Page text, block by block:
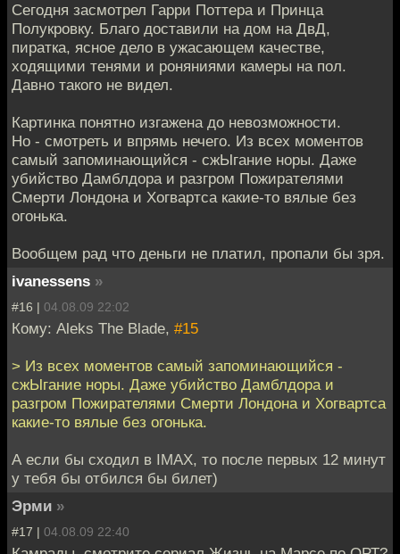
Сегодня засмотрел Гарри Поттера и Принца
Полукровку. Благо доставили на дом на ДвД,
пиратка, ясное дело в ужасающем качестве,
ходящими тенями и роняниями камеры на пол.
Давно такого не видел.
Картинка понятно изгажена до невозможности.
Но - смотреть и впрямь нечего. Из всех моментов
самый запоминающийся - сжЫгание норы. Даже
убийство Дамблдора и разгром Пожирателями
Смерти Лондона и Хогвартса какие-то вялые без
огонька.
Вообщем рад что деньги не платил, пропали бы зря.
ivanessens »
#16 | 04.08.09 22:02
Кому: Aleks The Blade, #15
> Из всех моментов самый запоминающийся -
сжЫгание норы. Даже убийство Дамблдора и
разгром Пожирателями Смерти Лондона и Хогвартса
какие-то вялые без огонька.
А если бы сходил в IMAX, то после первых 12 минут
у тебя бы отбился бы билет)
Эрми »
#17 | 04.08.09 22:40